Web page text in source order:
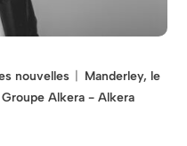
nouvelles
Manderley, le
Alkera - Alkera